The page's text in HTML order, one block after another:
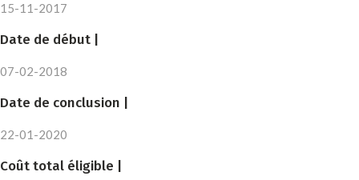
15-11-2017
Date de début |
07-02-2018
Date de conclusion |
22-01-2020
Coût total éligible |